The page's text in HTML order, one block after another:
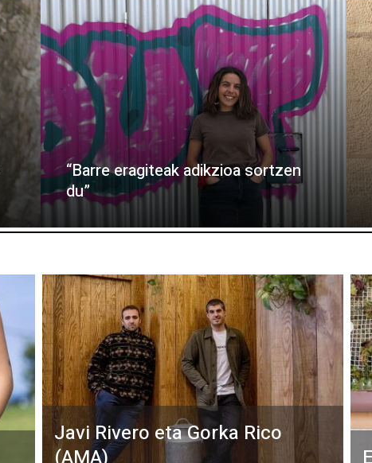
“Barre eragiteak adikzioa sortzen
du”
Javi Rivero eta Gorka Rico